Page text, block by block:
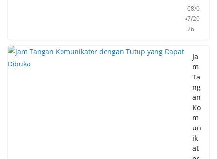
08/0
7/20
26
Ja
m
Ta
ng
an
Ko
m
un
ik
at